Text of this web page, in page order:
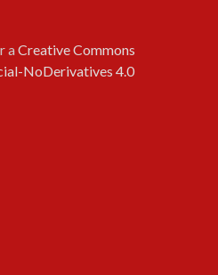
aCreative Commons
NoDerivatives 4.0